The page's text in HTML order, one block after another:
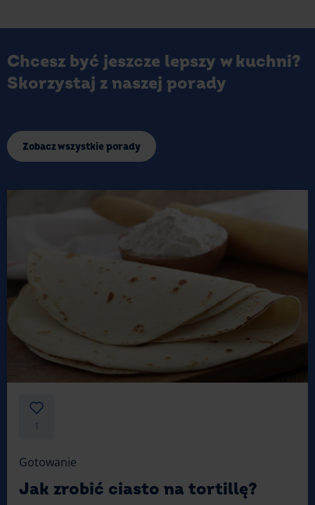
Chcesz być jeszcze lepszy w kuchni?
Skorzystaj z naszej porady
Zobacz wszystkie porady
1
Gotowanie
Jak zrobić ciasto na tortillę?